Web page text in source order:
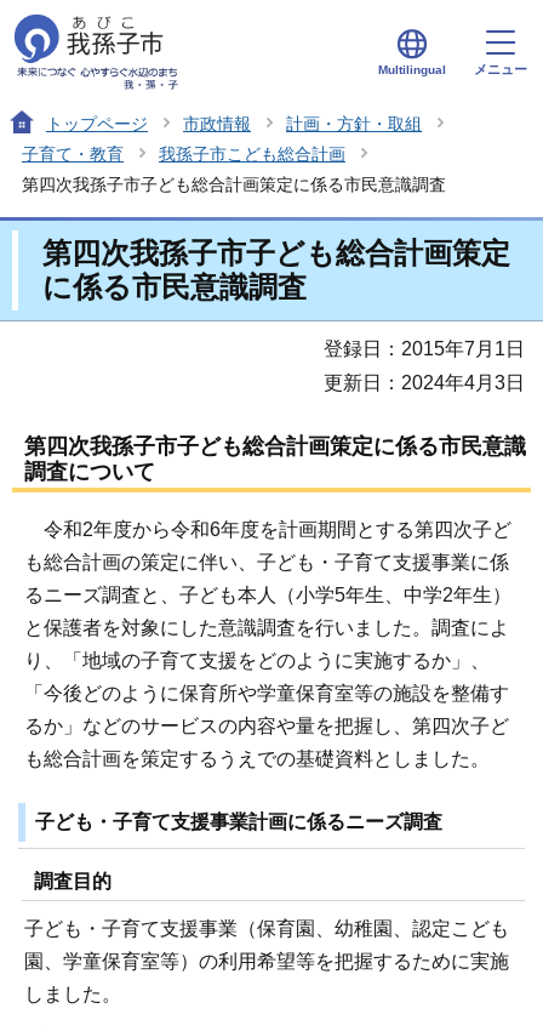
Multilingual メニュー
トップページ 市政情報
計画・方針・取組
子育て・教育
我孫子市こども総合計画
第四次我孫子市子ども総合計画策定に係る市民意識調査
第四次我孫子市子ども総合計画策定
に係る市民意識調査
登録日：2015年7月1日
更新日：2024年4月3日
第四次我孫子市子ども総合計画策定に係る市民意識
調査について
令和2年度から令和6年度を計画期間とする第四次子ど
も総合計画の策定に伴い、子ども・子育て支援事業に係
るニーズ調査と、子ども本人（小学5年生、中学2年生）
と保護者を対象にした意識調査を行いました。調査によ
り、「地域の子育て支援をどのように実施するか」、
「今後どのように保育所や学童保育室等の施設を整備す
るか」などのサービスの内容や量を把握し、第四次子ど
も総合計画を策定するうえでの基礎資料としました。
子ども・子育て支援事業計画に係るニーズ調査
調査目的
子ども・子育て支援事業（保育園、幼稚園、認定こども
園、学童保育室等）の利用希望等を把握するために実施
しました。